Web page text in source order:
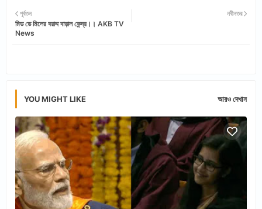
tter
নবীনতর
পূর্বতন
মিড ডে মিলের বরাদ্দ বাড়াল কেন্দ্র।। AKB TV
News
YOU MIGHT LIKE আরও দেখান